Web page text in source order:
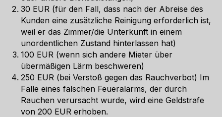
30 EUR (für den Fall, dass nach der Abreise des
Kunden eine zusätzliche Reinigung erforderlich ist,
weil er das Zimmer/die Unterkunft in einem
unordentlichen Zustand hinterlassen hat)
100 EUR (wenn sich andere Mieter über
übermäßigen Lärm beschweren)
250 EUR (bei Verstoß gegen das Rauchverbot) Im
Falle eines falschen Feueralarms, der durch
Rauchen verursacht wurde, wird eine Geldstrafe
von 200 EUR erhoben.